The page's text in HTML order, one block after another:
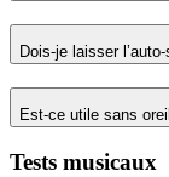
Dois-je laisser
Est-ce utile sans
Tests musicaux